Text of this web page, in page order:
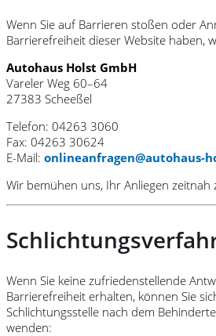
Wenn Sie auf Barrieren stoßen oder
Barrierefreiheit dieser Website haben,
Autohaus Holst GmbH
Vareler Weg 60–64
27383 Scheeßel
Telefon: 04263 3060
Fax: 04263 30624
E-Mail: onlineanfragen@autohaus-
Wir bemühen uns, Ihr Anliegen
Wenn Sie keine zufriedenstellende
Barrierefreiheit erhalten, können Sie
Schlichtungsstelle nach dem
wenden: